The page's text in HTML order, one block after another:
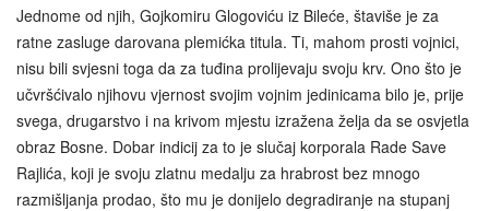
Jednome od njih, Gojkomiru Glogoviću iz Bileće, štaviše je za
ratne zasluge darovana plemićka titula. Ti, mahom prosti vojnici,
nisu bili svjesni toga da za tuđina prolijevaju svoju krv. Ono što je
učvršćivalo njihovu vjernost svojim vojnim jedinicama bilo je, prije
svega, drugarstvo i na krivom mjestu izražena želja da se osvjetla
obraz Bosne. Dobar indicij za to je slučaj korporala Rade Save
Rajlića, koji je svoju zlatnu medalju za hrabrost bez mnogo
razmišljanja prodao, što mu je donijelo degradiranje na stupanj